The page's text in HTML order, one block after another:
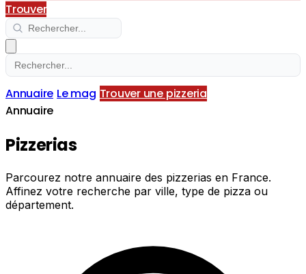
Trouver
Annuaire Le mag Trouver une pizzeria
Annuaire
Pizzerias
Parcourez notre annuaire des pizzerias en France.
Affinez votre recherche par ville, type de pizza ou
département.